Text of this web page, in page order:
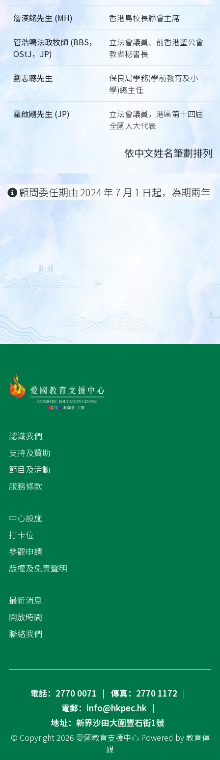
詹漢銘先生 (MH) 香港島校長聯會主席
管浩鳴法政牧師 (BBS，
OStJ，JP)
立法會議員、前香港聖公會
教省秘書長
劉志聰先生
保良局學務(學前教育及小
學)總主任
霍啟剛先生 (JP)
立法會議員，港區第十四屆
全國人大代表
依中文姓名筆劃排列
顧問委任期由 2024 年 7 月 1 日起，為期兩年
認識我們
支持及贊助
節目及活動
服務條款
中心設施
打卡位
參觀申請
版權及免責聲明
最新消息
開放時間
聯絡我們
電話：2770 0071
傳真：2770 1172
電郵：info@hkpec.hk
地址：新界沙田大圍豐石街1號
© Copyright 2026 愛國教育支援中心 Powered by教育傳
媒